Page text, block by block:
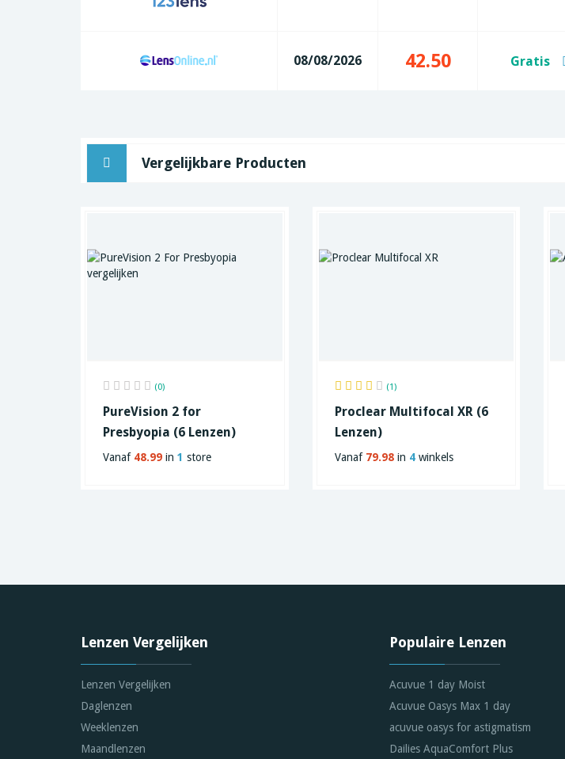
08/08/2026 42.50 Gratis
Vergelijkbare Producten
(0)
PureVision 2 for
Presbyopia (6 Lenzen)
Vanaf 48.99 in 1 store
(1)
Proclear Multifocal XR (6
Lenzen)
Vanaf 79.98in 4winkels
Lenzen Vergelijken
Lenzen Vergelijken
Daglenzen
Weeklenzen
Maandlenzen
Populaire Lenzen
Acuvue 1 day Moist
Acuvue Oasys Max 1 day
acuvue oasys for astigmatism
Dailies AquaComfort Plus